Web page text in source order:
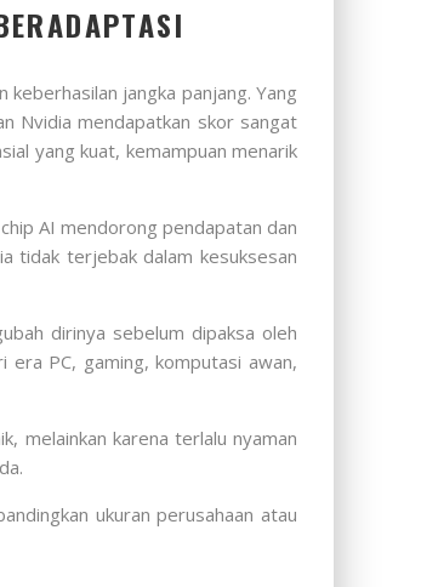
jangka panjang. Yang
Nvidia mendapatkan skor sangat
yang kuat, kemampuan menarik
AI mendorong pendapatan dan
tidak terjebak dalam kesuksesan
dirinya sebelum dipaksa oleh
PC, gaming, komputasi awan,
melainkan karena terlalu nyaman
ukuran perusahaan atau